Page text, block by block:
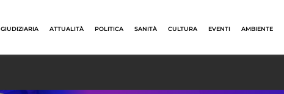
GIUDIZIARIA ATTUALITÀ POLITICA SANITÀ CULTURA EVENTI AMBIENTE